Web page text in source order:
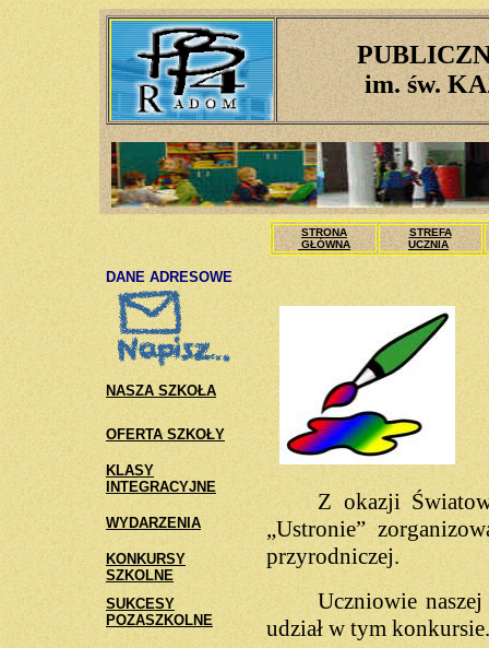
im. św.
STRONA
GŁÓWNA
STREFA
UCZNIA
DANE ADRESOWE
NASZA SZKOŁA
OFERTA SZKOŁY
KLASY
INTEGRACYJNE
WYDARZENIA
KONKURSY
SZKOLNE
SUKCESY
POZASZKOLNE
Z okazji
„Ustronie”
przyrodniczej.
Uczniowie
udział w tym